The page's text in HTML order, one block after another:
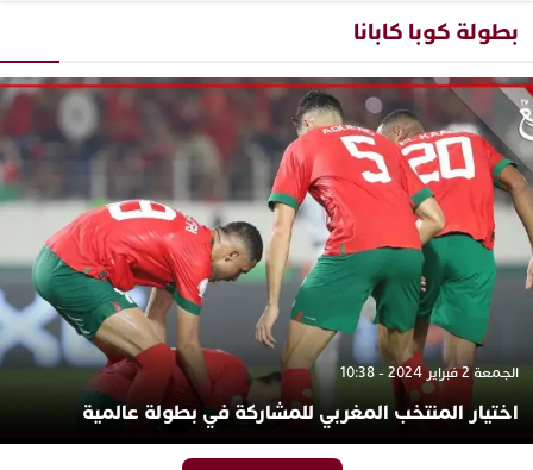
بطولة كوبا كابانا
الجمعة 2 فبراير 2024 - 10:38
اختيار المنتخب المغربي للمشاركة في بطولة عالمية